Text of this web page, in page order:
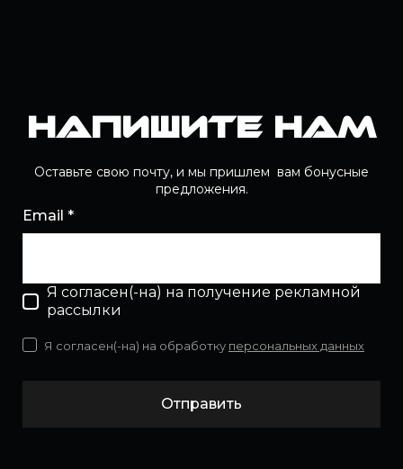
Напишите нам
Оставьте свою почту, и мы пришлем вам бонусные
предложения.
Email *
Я согласен(-на) на получение рекламной
рассылки
Отправить
Я согласен(-на) на обработку персональных данных